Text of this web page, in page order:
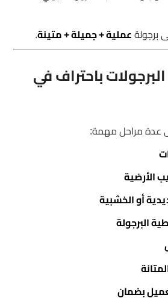
برجولةعملية + جميلة + متينة.
باحتراف في
عدة مراحل مهمة:
الأرضية
أو الخشبية
البرجولة
بضمان